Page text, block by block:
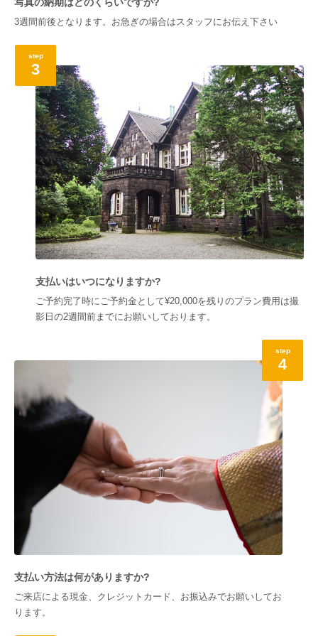
3週間前後となります。お急ぎの場合はスタッフにお伝え下さい
step
3
支払いはいつになりますか?
ご予約完了時にご予約金として¥20,000を残りのプラン費用は撮
影日の2週間前までにお願いしております。
step
4
支払い方法は何がありますか?
ご来店による現金、クレジットカード、お振込みでお願いしてお
ります。